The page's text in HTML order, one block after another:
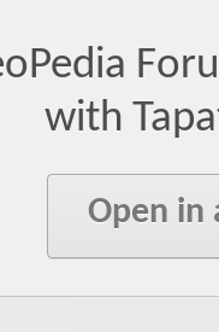
with
Open in